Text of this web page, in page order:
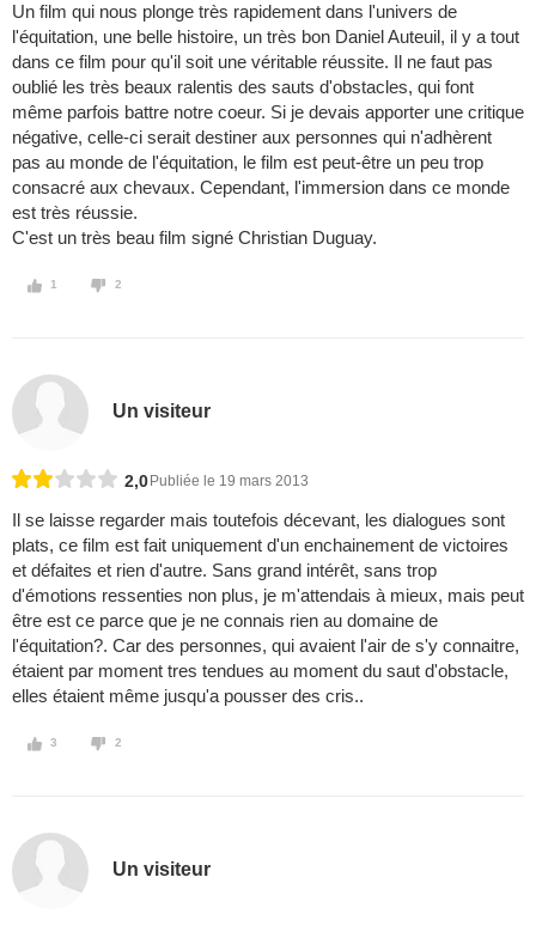
Un film qui nous plonge très rapidement dans l'univers de
l'équitation, une belle histoire, un très bon Daniel Auteuil, il y a tout
dans ce film pour qu'il soit une véritable réussite. Il ne faut pas
oublié les très beaux ralentis des sauts d'obstacles, qui font
même parfois battre notre coeur. Si je devais apporter une critique
négative, celle-ci serait destiner aux personnes qui n'adhèrent
pas au monde de l'équitation, le film est peut-être un peu trop
consacré aux chevaux. Cependant, l'immersion dans ce monde
est très réussie.
C'est un très beau film signé Christian Duguay.
1 2
Un visiteur
2,0 Publiée le 19 mars 2013
Il se laisse regarder mais toutefois décevant, les dialogues sont
plats, ce film est fait uniquement d'un enchainement de victoires
et défaites et rien d'autre. Sans grand intérêt, sans trop
d'émotions ressenties non plus, je m'attendais à mieux, mais peut
être est ce parce que je ne connais rien au domaine de
l'équitation?. Car des personnes, qui avaient l'air de s'y connaitre,
étaient par moment tres tendues au moment du saut d'obstacle,
elles étaient même jusqu'a pousser des cris..
3 2
Un visiteur